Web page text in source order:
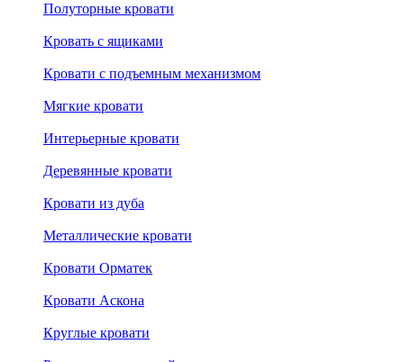
Полуторные кровати
Кровать с ящиками
Кровати с подъемным механизмом
Мягкие кровати
Интерьерные кровати
Деревянные кровати
Кровати из дуба
Металлические кровати
Кровати Орматек
Кровати Аскона
Круглые кровати